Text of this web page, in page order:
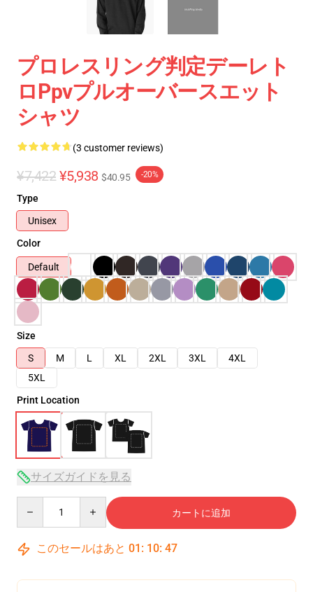
プロレスリング判定デーレト
ロppvプルオーバースエット
シャツ
(3 customer reviews)
¥7,422 ¥5,938 $40.95 -20%
Type
Unisex
Color
Default
Size
S
M L XL 2XL 3XL
4XL
5XL
Print Location
サイズガイドを見る
カートに追加
このセールはあと 01 : 10: 46